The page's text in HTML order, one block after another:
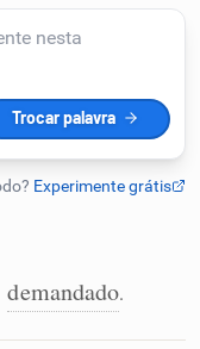
demandado.